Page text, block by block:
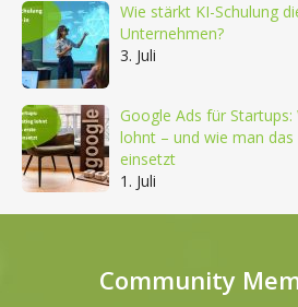
Wie stärkt KI-Schulung
Unternehmen?
3. Juli
Google Ads für
lohnt – und wie man
einsetzt
1. Juli
Community